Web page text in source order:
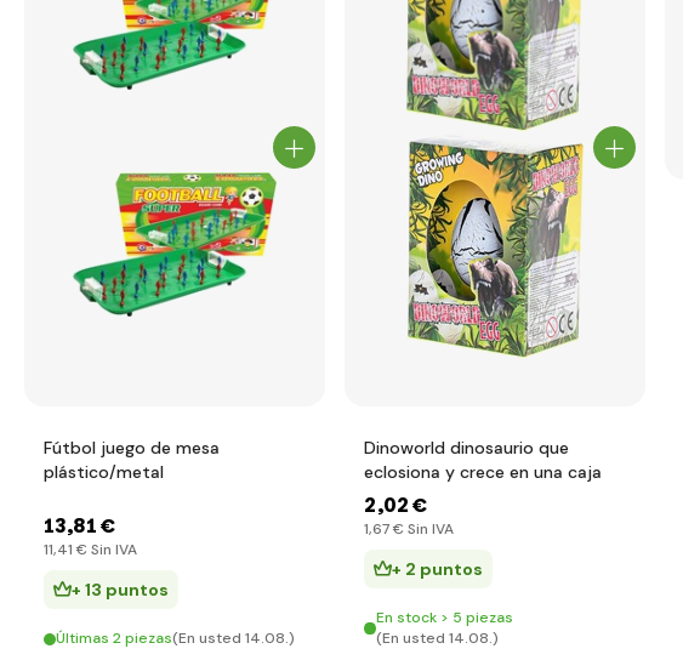
Fútbol juego de mesa
plástico/metal
13,81 €
11,41 € Sin IVA
+ 13 puntos
Últimas 2 piezas(En usted 14.08.)
Dinoworld dinosaurio que
eclosiona y crece en una caja
2,02 €
1,67 € Sin IVA
+ 2 puntos
En stock > 5 piezas
(En usted 14.08.)